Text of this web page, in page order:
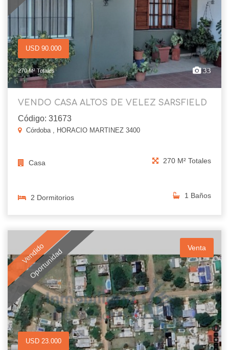
USD 90.000
270 M² Totales 33
VENDO CASA ALTOS DE VELEZ SARSFIELD
Código: 31673
Córdoba , HORACIO MARTINEZ 3400
Casa 270 M² Totales
2 Dormitorios 1 Baños
Vendido
Oportunidad Venta
USD 23.000